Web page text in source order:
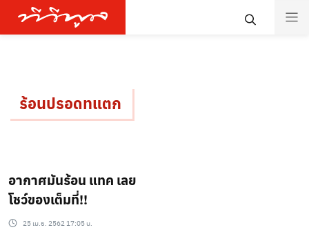
ร้อนปรอดทแตก
อากาศมันร้อน แทค เลย
โชว์ของเต็มที่!!
25 เม.ย. 2562 17:05 น.